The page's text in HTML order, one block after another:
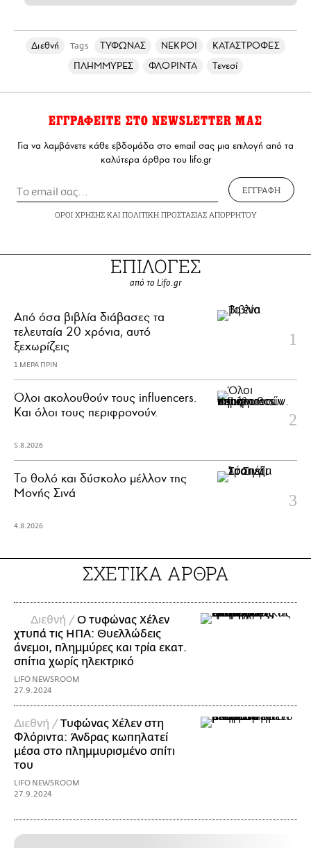
Διεθνή Tags ΤΥΦΩΝΑΣ ΝΕΚΡΟΙ
ΚΑΤΑΣΤΡΟΦΕΣ
ΠΛΗΜΜΥΡΕΣ
ΦΛΟΡΙΝΤΑ Τενεσί
ΕΓΓΡΑΦΕΙΤΕ ΣΤΟ NEWSLETTER ΜΑΣ
Για να λαμβάνετε κάθε εβδομάδα στο email σας μια επιλογή από τα
καλύτερα άρθρα του lifo.gr
ΕΓΓΡΑΦΗ
ΟΡΟΙ ΧΡΗΣΗΣΚΑΙ ΠΟΛΙΤΙΚΗ ΠΡΟΣΤΑΣΙΑΣ ΑΠΟΡΡΗΤΟΥ
ΕΠΙΛΟΓΕΣ
από το Lifo.gr
Από όσα βιβλία διάβασες τα
τελευταία 20 χρόνια, αυτό
ξεχωρίζεις
1 ΜΕΡΑ ΠΡΙΝ
Όλοι ακολουθούν τους influencers.
Και όλοι τους περιφρονούν.
5.8.2026
Το θολό και δύσκολο μέλλον της
Μονής Σινά
4.8.2026
ΣΧΕΤΙΚΑ ΑΡΘΡΑ
Διεθνή /Ο τυφώνας Χέλεν
χτυπά τις ΗΠΑ: Θυελλώδεις
άνεμοι, πλημμύρες και τρία εκατ.
σπίτια χωρίς ηλεκτρικό
LIFO NEWSROOM
27.9.2024
Διεθνή /Τυφώνας Χέλεν στη
Φλόριντα: Άνδρας κωπηλατεί
μέσα στο πλημμυρισμένο σπίτι
του
LIFO NEWSROOM
27.9.2024